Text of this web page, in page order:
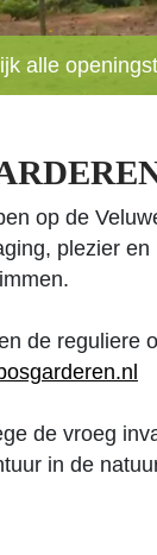
alle
op de
plezier
de
de vroeg
in de